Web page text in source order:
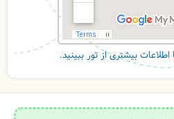
بیشتری از تور ببینید.